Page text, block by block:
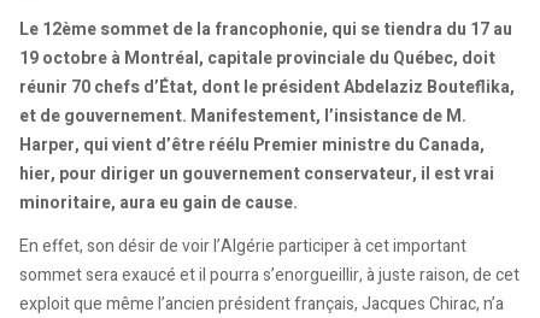
Le 12ème sommet de la francophonie, qui se tiendra du 17 au
19 octobre à Montréal, capitale provinciale du Québec, doit
réunir 70 chefs d’État, dont le président Abdelaziz Bouteflika,
et de gouvernement. Manifestement, l’insistance de M.
Harper, qui vient d’être réélu Premier ministre du Canada,
hier, pour diriger un gouvernement conservateur, il est vrai
minoritaire, aura eu gain de cause.
En effet, son désir de voir l’Algérie participer à cet important
sommet sera exaucé et il pourra s’enorgueillir, à juste raison, de cet
exploit que même l’ancien président français, Jacques Chirac, n’a